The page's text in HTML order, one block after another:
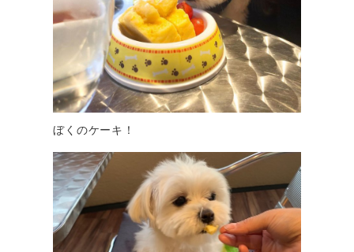
ぼくのケーキ！